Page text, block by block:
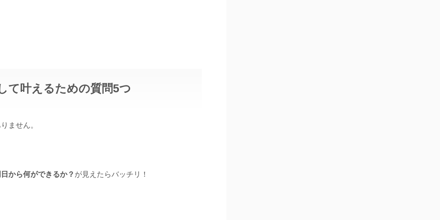
て叶えるための質問5つ
ません。
から何ができるか？ が見えたらバッチリ！